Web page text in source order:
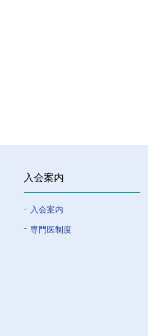
入会案内
入会案内
専門医制度